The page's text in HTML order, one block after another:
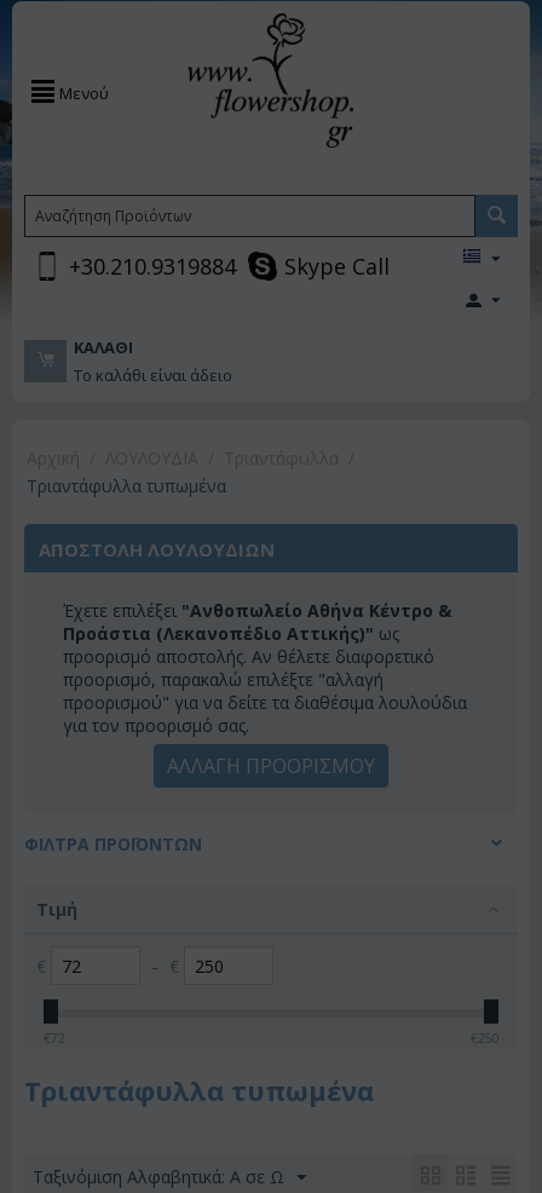
Μενού
+30.210.9319884 Skype Call
ΚΑΛΆΘΙ
Το καλάθι είναι άδειο
Τριαντάφυλλα τυπωμένα
ΑΠΟΣΤΟΛΗ ΛΟΥΛΟΥΔΙΩΝ
Έχετε επιλέξει "Ανθοπωλείο Αθήνα Κέντρο &
Προάστια (Λεκανοπέδιο Αττικής)" ως
προορισμό αποστολής. Αν θέλετε διαφορετικό
προορισμό, παρακαλώ επιλέξτε "αλλαγή
προορισμού" για να δείτε τα διαθέσιμα λουλούδια
για τον προορισμό σας.
ΑΛΛΑΓΗ ΠΡΟΟΡΙΣΜΟΥ
ΦΊΛΤΡΑ ΠΡΟΪΌΝΤΩΝ
Τιμή
€ – €
€ 72 €250
Τριαντάφυλλα τυπωμένα
Ταξινόμιση Αλφαβητικά: A σε Ω